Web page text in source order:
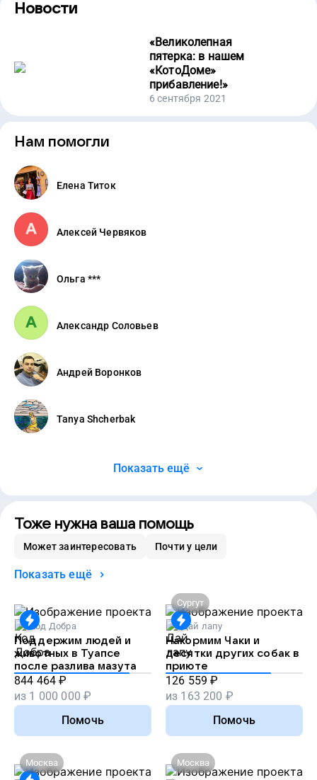
Новости
«Великолепная
пятерка: в нашем
«КотоДоме»
прибавление!»
6 сентября 2021
Нам помогли
Елена Титок
Алексей Червяков
Ольга ***
Александр Соловьев
Андрей Воронков
Tanya Shcherbak
Показать ещё
Тоже нужна ваша помощь
Может заинтересовать Почти у цели
Показать ещё
Код Добра
Поддержим людей и
животных в Туапсе
после разлива мазута
844 464 ₽
из 1 000 000 ₽
Помочь
Сургут
Дай лапу
Накормим Чаки и
десятки других собак в
приюте
126 559 ₽
из 163 200 ₽
Помочь
Москва Москва